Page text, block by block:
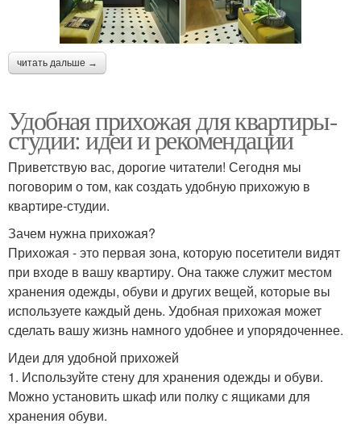
читать дальше →
Удобная прихожая для квартиры-
студии: идеи и рекомендации
Приветствую вас, дорогие читатели! Сегодня мы
поговорим о том, как создать удобную прихожую в
квартире-студии.
Зачем нужна прихожая?
Прихожая - это первая зона, которую посетители видят
при входе в вашу квартиру. Она также служит местом
хранения одежды, обуви и других вещей, которые вы
используете каждый день. Удобная прихожая может
сделать вашу жизнь намного удобнее и упорядоченнее.
Идеи для удобной прихожей
1. Используйте стену для хранения одежды и обуви.
Можно установить шкаф или полку с ящиками для
хранения обуви.